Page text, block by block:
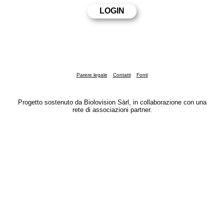
Parere legale Contatti Fonti
Progetto sostenuto da Biolovision Sàrl, in collaborazione con una
rete di associazioni partner.